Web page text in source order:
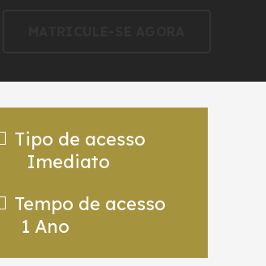
Tipo de acesso
Imediato
Tempo de acesso
1 Ano